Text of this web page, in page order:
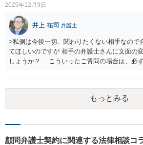
2025年12月9日
井上 祐司 弁護士
>私側は今後一切、関わりたくない相手なので
てほしいのですが 相手の弁護士さんに文面の
しょうか？ こういったご質問の場合は、必
には、ご質問のような懸念を払しょくするた
示談書に記載するもののほか，甲と乙の間に
ないことを相互に確認する。」 という清算条
です。 以上に加え、「本件については，当
議，請求の申立をしないことを誓約する。」と
もっとみる
顧問弁護士契約に関連する法律相談コ